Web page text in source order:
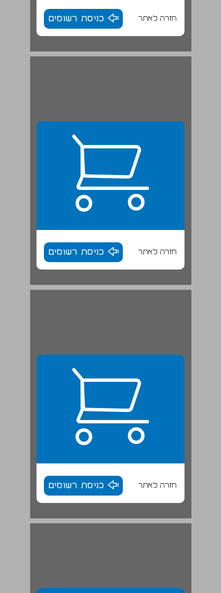
חזרה לאתר כניסת רשומים
התמכרויות גופניות (Physical Addictions) ... 23
חזרה לאתר כניסת רשומים
חזרה לאתר כניסת רשומים
3 מבוא להתמכרויות גופניות ... 25